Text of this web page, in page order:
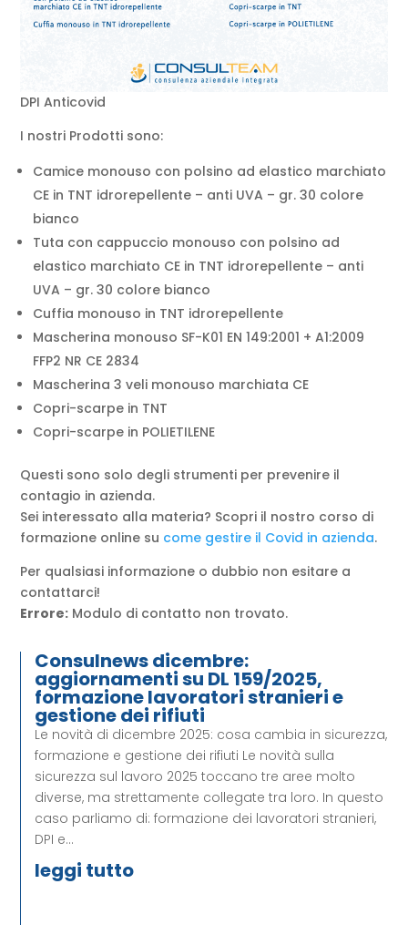
DPI Anticovid
I nostri Prodotti sono:
Camice monouso con polsino ad elastico marchiato
CE in TNT idrorepellente – anti UVA – gr. 30 colore
bianco
Tuta con cappuccio monouso con polsino ad
elastico marchiato CE in TNT idrorepellente – anti
UVA – gr. 30 colore bianco
Cuffia monouso in TNT idrorepellente
Mascherina monouso SF-K01 EN 149:2001 + A1:2009
FFP2 NR CE 2834
Mascherina 3 veli monouso marchiata CE
Copri-scarpe in TNT
Copri-scarpe in POLIETILENE
Questi sono solo degli strumenti per prevenire il
contagio in azienda.
Sei interessato alla materia? Scopri il nostro corso di
formazione online su come gestire il Covid in azienda.
Per qualsiasi informazione o dubbio non esitare a
contattarci!
Errore: Modulo di contatto non trovato.
Consulnews dicembre:
aggiornamenti su DL 159/2025,
formazione lavoratori stranieri e
gestione dei rifiuti
Le novità di dicembre 2025: cosa cambia in sicurezza,
formazione e gestione dei rifiuti Le novità sulla
sicurezza sul lavoro 2025 toccano tre aree molto
diverse, ma strettamente collegate tra loro. In questo
caso parliamo di: formazione dei lavoratori stranieri,
DPI e...
leggi tutto